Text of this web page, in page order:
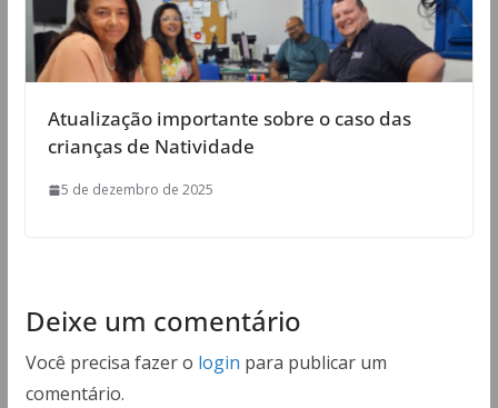
Atualização importante sobre o caso das
crianças de Natividade
5 de dezembro de 2025
Deixe um comentário
Você precisa fazer o login para publicar um
comentário.